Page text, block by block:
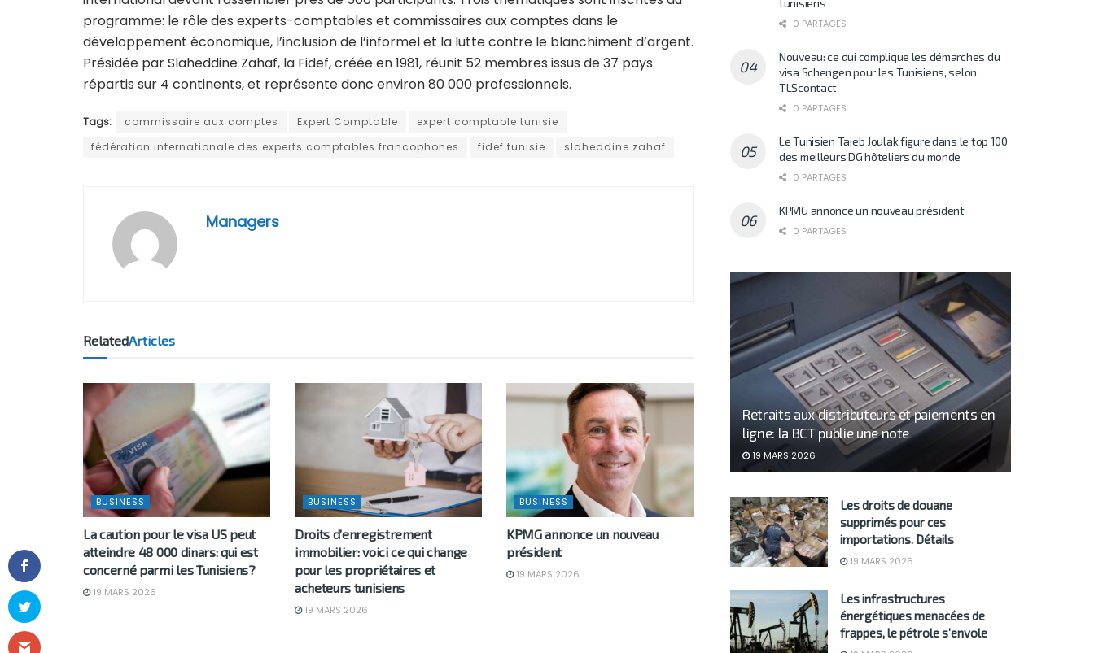
programme: le rôle des experts-comptables et commissaires aux comptes dans le
développement économique, l’inclusion de l’informel et la lutte contre le blanchiment d’argent.
Présidée par Slaheddine Zahaf, la Fidef, créée en 1981, réunit 52 membres issus de 37 pays
répartis sur 4 continents, et représente donc environ 80 000 professionnels.
Tags: commissaire aux comptes Expert Comptable
expert comptable tunisie
fédération internationale des experts comptables francophones
fidef tunisie slaheddine zahaf
Managers
RelatedArticles
BUSINESS
La caution pour le visa US peut
atteindre 48 000 dinars: qui est
concerné parmi les Tunisiens?
19 MARS 2026
BUSINESS
Droits d’enregistrement
immobilier: voici ce qui change
pour les propriétaires et
acheteurs tunisiens
19 MARS 2026
BUSINESS
KPMG annonce un nouveau
président
19 MARS 2026
0 PARTAGES
Nouveau: ce qui complique les démarches du
visa Schengen pour les Tunisiens, selon
TLScontact
0 PARTAGES
Le Tunisien Taieb Joulak figure dans le top 100
des meilleurs DG hôteliers du monde
0 PARTAGES
KPMG annonce un nouveau président
0 PARTAGES
Retraits aux distributeurs et paiements en
ligne: la BCT publie une note
19 MARS 2026
Les droits de douane
supprimés pour ces
importations. Détails
19 MARS 2026
Les infrastructures
énergétiques menacées de
frappes, le pétrole s’envole